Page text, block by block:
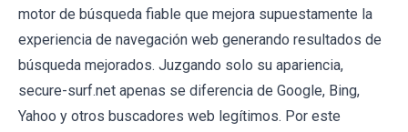
motor de búsqueda fiable que mejora supuestamente la
experiencia de navegación web generando resultados de
búsqueda mejorados. Juzgando solo su apariencia,
secure-surf.net apenas se diferencia de Google, Bing,
Yahoo y otros buscadores web legítimos. Por este